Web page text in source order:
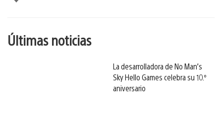
Últimas noticias
La desarrolladora de No Man’s
Sky Hello Games celebra su 10.º
aniversario